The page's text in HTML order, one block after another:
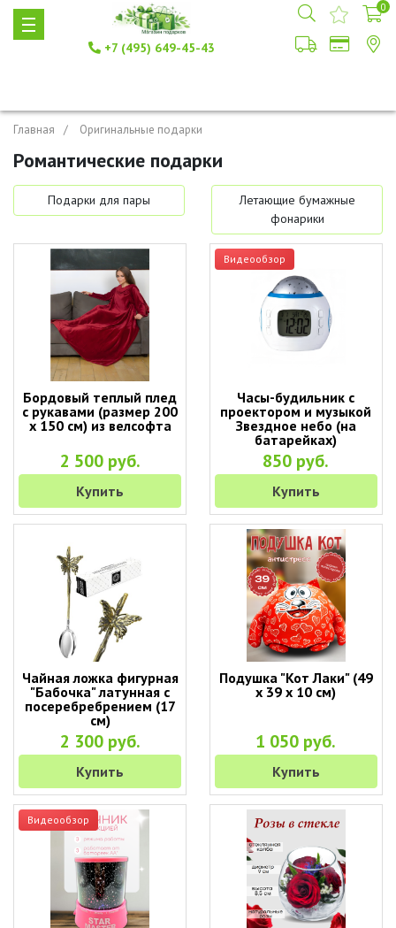
+7 (495) 649-45-43
0
Главная Оригинальные подарки
Романтические подарки
Подарки для пары
Летающие бумажные
фонарики
Бордовый теплый плед
с рукавами (размер 200
х 150 см) из велсофта
2 500 руб.
Купить
Видеообзор
Часы-будильник с
проектором и музыкой
Звездное небо (на
батарейках)
850 руб.
Купить
Чайная ложка фигурная
"Бабочка" латунная с
посеребребрением (17
см)
2 300 руб.
Купить
Подушка "Кот Лаки" (49
х 39 х 10 см)
1 050 руб.
Купить
Видеообзор